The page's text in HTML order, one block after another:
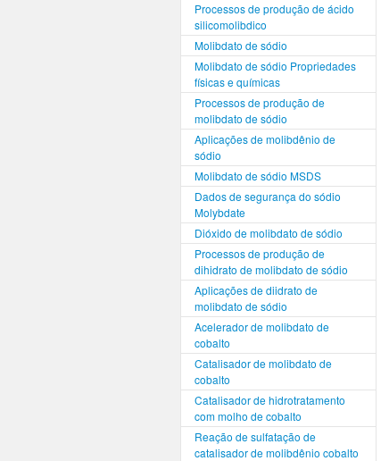
Processos de produção de ácido
silicomolibdico
Molibdato de sódio
Molibdato de sódio Propriedades
físicas e químicas
Processos de produção de
molibdato de sódio
Aplicações de molibdênio de
sódio
Molibdato de sódio MSDS
Dados de segurança do sódio
Molybdate
Dióxido de molibdato de sódio
Processos de produção de
dihidrato de molibdato de sódio
Aplicações de diidrato de
molibdato de sódio
Acelerador de molibdato de
cobalto
Catalisador de molibdato de
cobalto
Catalisador de hidrotratamento
com molho de cobalto
Reação de sulfatação de
catalisador de molibdênio cobalto